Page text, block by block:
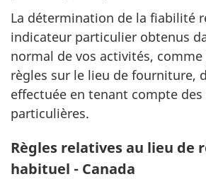
La détermination de la fiabilité
indicateur particulier obtenus
normal de vos activités,
règles sur le lieu de fourniture,
effectuée en tenant compte
particulières.
Règles relatives au lieu de
habituel - Canada